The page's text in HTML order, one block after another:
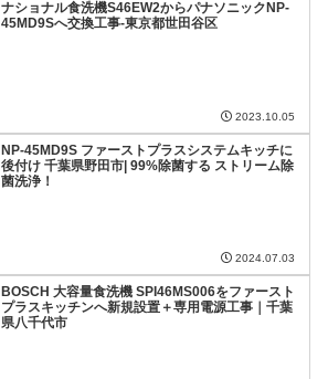
ナショナル食洗機S46EW2からパナソニックNP-
45MD9Sへ交換工事-東京都世田谷区
2023.10.05
NP-45MD9S ファーストプラスシステムキッチに
後付け 千葉県野田市| 99%除菌する ストリーム除
菌洗浄！
2024.07.03
BOSCH 大容量食洗機 SPI46MS006をファースト
プラスキッチンへ新規設置＋専用電源工事｜千葉
県八千代市